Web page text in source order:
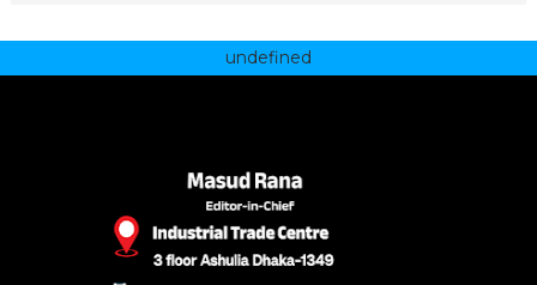
undefined